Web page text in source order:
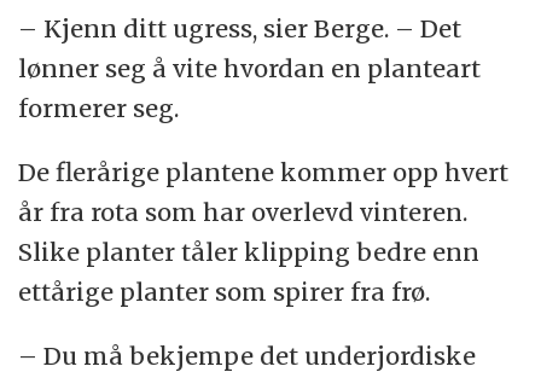
– Kjenn ditt ugress, sier Berge. – Det
lønner seg å vite hvordan en planteart
formerer seg.
De flerårige plantene kommer opp hvert
år fra rota som har overlevd vinteren.
Slike planter tåler klipping bedre enn
ettårige planter som spirer fra frø.
– Du må bekjempe det underjordiske